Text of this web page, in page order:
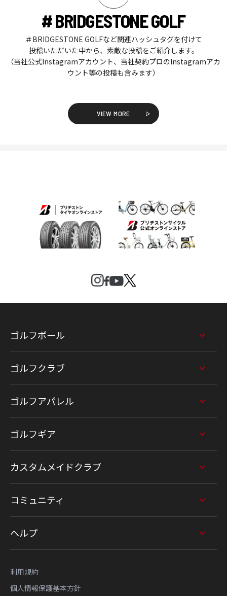
# BRIDGESTONE GOLF
＃BRIDGESTONE GOLFなど関連ハッシュタグを付けて
投稿いただいた中から、素敵な投稿をご紹介します。
（当社公式Instagramアカウント、当社契約プロのInstagramアカ
ウント等の投稿も含みます）
VIEW MORE
ゴルフボール
ゴルフクラブ
ゴルフアパレル
ゴルフギア
カスタムメイドクラブ
コミュニティ
ヘルプ
利用規約
個人情報保護基本方針